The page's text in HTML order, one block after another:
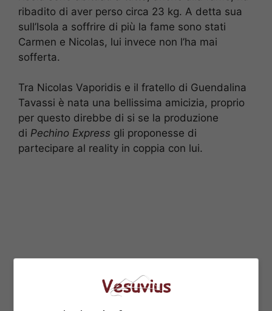
ribadito di aver perso circa 23 kg. A detta sua
sull’Isola a soffrire di più la fame sono stati
Carmen e Nicolas, lui invece non l’ha mai
sofferta.
Tra Nicolas Vaporidis e il fratello di Guendalina
Tavassi è nata una bellissima amicizia, proprio
per questo direbbe di si se la produzione
di Pechino Express gli proponesse di
partecipare al reality in coppia con lui.